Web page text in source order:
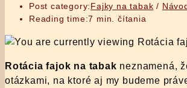
Post category:Fajky na tabak /
Reading time:7 min. čítania
Rotácia fajok na tabak neznamená,
otázkami, na ktoré aj my budeme